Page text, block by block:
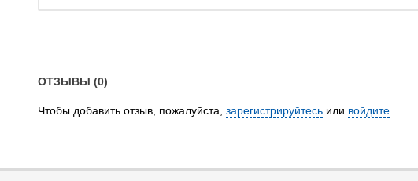
ОТЗЫВЫ (0)
Чтобы добавить отзыв, пожалуйста, зарегистрируйтесь или войдите